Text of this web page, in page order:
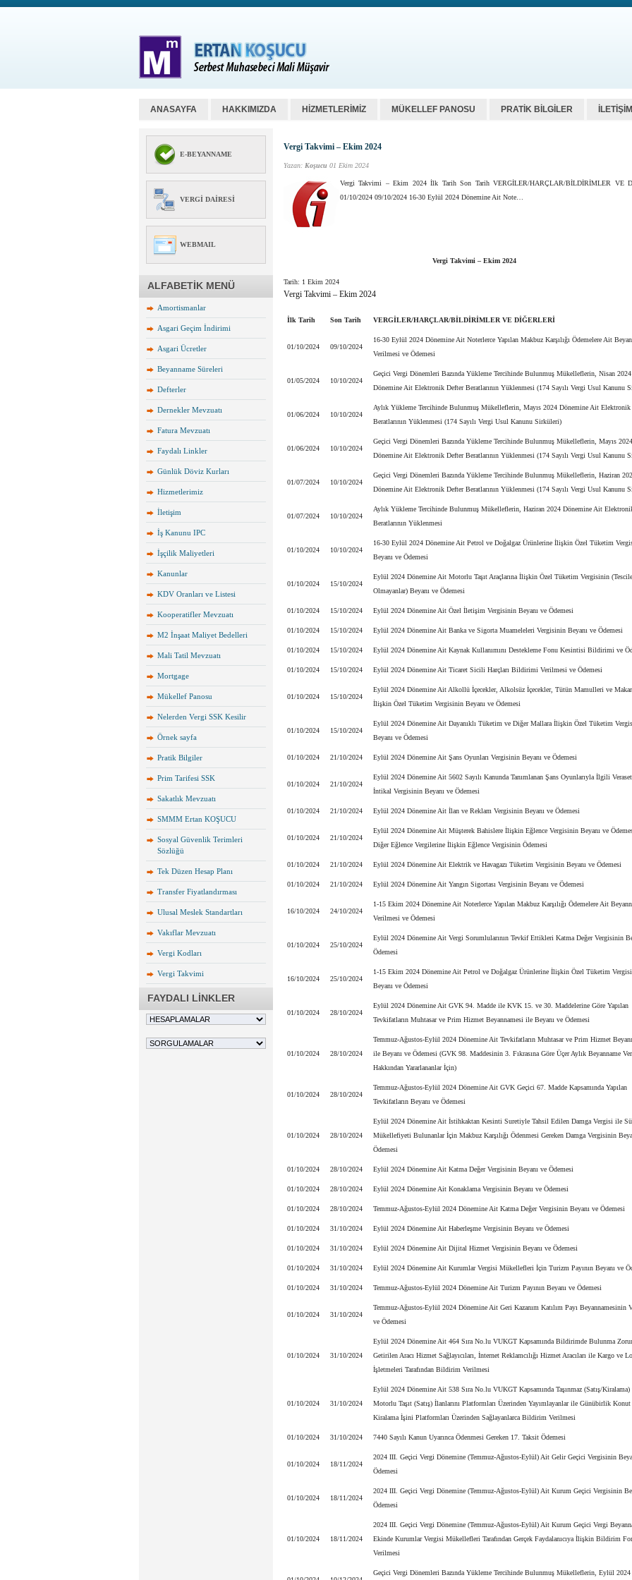
ANASAYFA HAKKIMIZDA HİZMETLERİMİZ MÜKELLEF PANOSU PRATİK BİLGİLER İLETİŞİM
E-BEYANNAME
VERGI DAIRESI
WEBMAIL
ALFABETİK MENÜ
Amortismanlar
Asgari Geçim İndirimi
Asgari Ücretler
Beyanname Süreleri
Defterler
Dernekler Mevzuatı
Fatura Mevzuatı
Faydalı Linkler
Günlük Döviz Kurları
Hizmetlerimiz
İletişim
İş Kanunu IPC
İşçilik Maliyetleri
Kanunlar
KDV Oranları ve Listesi
Kooperatifler Mevzuatı
M2 İnşaat Maliyet Bedelleri
Mali Tatil Mevzuatı
Mortgage
Mükellef Panosu
Nelerden Vergi SSK Kesilir
Örnek sayfa
Pratik Bilgiler
Prim Tarifesi SSK
Sakatlık Mevzuatı
SMMM Ertan KOŞUCU
Sosyal Güvenlik Terimleri
Sözlüğü
Tek Düzen Hesap Planı
Transfer Fiyatlandırması
Ulusal Meslek Standartları
Vakıflar Mevzuatı
Vergi Kodları
Vergi Takvimi
FAYDALI LİNKLER
Vergi Takvimi – Ekim 2024
Yazan: Koşucu 01 Ekim 2024
Vergi Takvimi – Ekim 2024 İlk Tarih Son Tarih VERGİLER/HARÇLAR/BİLDİRİMLER VE
01/10/2024 09/10/2024 16-30 Eylül 2024 Dönemine Ait Note…
Vergi Takvimi – Ekim 2024
Tarih: 1 Ekim 2024
Vergi Takvimi – Ekim 2024
İlk Tarih Son Tarih VERGİLER/HARÇLAR/BİLDİRİMLER VE DİĞERLERİ
01/10/2024 09/10/2024
16-30 Eylül 2024 Dönemine Ait Noterlerce Yapılan Makbuz Karşılığı Ödemelere Ait
Verilmesi ve Ödemesi
01/05/2024 10/10/2024
Geçici Vergi Dönemleri Bazında Yükleme Tercihinde Bulunmuş Mükelleflerin, Nisan 2024
Dönemine Ait Elektronik Defter Beratlarının Yüklenmesi (174 Sayılı Vergi Usul Kanunu
01/06/2024 10/10/2024
Aylık Yükleme Tercihinde Bulunmuş Mükelleflerin, Mayıs 2024 Dönemine Ait Elektronik
Beratlarının Yüklenmesi (174 Sayılı Vergi Usul Kanunu Sirküleri)
01/06/2024 10/10/2024
Geçici Vergi Dönemleri Bazında Yükleme Tercihinde Bulunmuş Mükelleflerin, Mayıs 2024
Dönemine Ait Elektronik Defter Beratlarının Yüklenmesi (174 Sayılı Vergi Usul Kanunu
01/07/2024 10/10/2024
Geçici Vergi Dönemleri Bazında Yükleme Tercihinde Bulunmuş Mükelleflerin, Haziran
Dönemine Ait Elektronik Defter Beratlarının Yüklenmesi (174 Sayılı Vergi Usul Kanunu
01/07/2024 10/10/2024
Aylık Yükleme Tercihinde Bulunmuş Mükelleflerin, Haziran 2024 Dönemine Ait
Beratlarının Yüklenmesi
01/10/2024 10/10/2024
16-30 Eylül 2024 Dönemine Ait Petrol ve Doğalgaz Ürünlerine İlişkin Özel Tüketim
Beyanı ve Ödemesi
01/10/2024 15/10/2024
Eylül 2024 Dönemine Ait Motorlu Taşıt Araçlarına İlişkin Özel Tüketim Vergisinin
Olmayanlar) Beyanı ve Ödemesi
01/10/2024 15/10/2024 Eylül 2024 Dönemine Ait Özel İletişim Vergisinin Beyanı ve Ödemesi
01/10/2024 15/10/2024 Eylül 2024 Dönemine Ait Banka ve Sigorta Muameleleri Vergisinin Beyanı ve Ödemesi
01/10/2024 15/10/2024 Eylül 2024 Dönemine Ait Kaynak Kullanımını Destekleme Fonu Kesintisi Bildirimi ve
01/10/2024 15/10/2024 Eylül 2024 Dönemine Ait Ticaret Sicili Harçları Bildirimi Verilmesi ve Ödemesi
01/10/2024 15/10/2024
Eylül 2024 Dönemine Ait Alkollü İçecekler, Alkolsüz İçecekler, Tütün Mamulleri ve
İlişkin Özel Tüketim Vergisinin Beyanı ve Ödemesi
01/10/2024 15/10/2024
Eylül 2024 Dönemine Ait Dayanıklı Tüketim ve Diğer Mallara İlişkin Özel Tüketim
Beyanı ve Ödemesi
01/10/2024 21/10/2024 Eylül 2024 Dönemine Ait Şans Oyunları Vergisinin Beyanı ve Ödemesi
01/10/2024 21/10/2024
Eylül 2024 Dönemine Ait 5602 Sayılı Kanunda Tanımlanan Şans Oyunlarıyla İlgili
İntikal Vergisinin Beyanı ve Ödemesi
01/10/2024 21/10/2024 Eylül 2024 Dönemine Ait İlan ve Reklam Vergisinin Beyanı ve Ödemesi
01/10/2024 21/10/2024
Eylül 2024 Dönemine Ait Müşterek Bahislere İlişkin Eğlence Vergisinin Beyanı ve
Diğer Eğlence Vergilerine İlişkin Eğlence Vergisinin Ödemesi
01/10/2024 21/10/2024 Eylül 2024 Dönemine Ait Elektrik ve Havagazı Tüketim Vergisinin Beyanı ve Ödemesi
01/10/2024 21/10/2024 Eylül 2024 Dönemine Ait Yangın Sigortası Vergisinin Beyanı ve Ödemesi
16/10/2024 24/10/2024
1-15 Ekim 2024 Dönemine Ait Noterlerce Yapılan Makbuz Karşılığı Ödemelere Ait
Verilmesi ve Ödemesi
01/10/2024 25/10/2024
Eylül 2024 Dönemine Ait Vergi Sorumlularının Tevkif Ettikleri Katma Değer Vergisinin
Ödemesi
16/10/2024 25/10/2024
1-15 Ekim 2024 Dönemine Ait Petrol ve Doğalgaz Ürünlerine İlişkin Özel Tüketim
Beyanı ve Ödemesi
01/10/2024 28/10/2024
Eylül 2024 Dönemine Ait GVK 94. Madde ile KVK 15. ve 30. Maddelerine Göre Yapılan
Tevkifatların Muhtasar ve Prim Hizmet Beyannamesi ile Beyanı ve Ödemesi
01/10/2024 28/10/2024
Temmuz-Ağustos-Eylül 2024 Dönemine Ait Tevkifatların Muhtasar ve Prim Hizmet
ile Beyanı ve Ödemesi (GVK 98. Maddesinin 3. Fıkrasına Göre Üçer Aylık Beyanname
Hakkından Yararlananlar İçin)
01/10/2024 28/10/2024
Temmuz-Ağustos-Eylül 2024 Dönemine Ait GVK Geçici 67. Madde Kapsamında Yapılan
Tevkifatların Beyanı ve Ödemesi
01/10/2024 28/10/2024
Eylül 2024 Dönemine Ait İstihkaktan Kesinti Suretiyle Tahsil Edilen Damga Vergisi ile
Mükellefiyeti Bulunanlar İçin Makbuz Karşılığı Ödenmesi Gereken Damga Vergisinin
Ödemesi
01/10/2024 28/10/2024 Eylül 2024 Dönemine Ait Katma Değer Vergisinin Beyanı ve Ödemesi
01/10/2024 28/10/2024 Eylül 2024 Dönemine Ait Konaklama Vergisinin Beyanı ve Ödemesi
01/10/2024 28/10/2024 Temmuz-Ağustos-Eylül 2024 Dönemine Ait Katma Değer Vergisinin Beyanı ve Ödemesi
01/10/2024 31/10/2024 Eylül 2024 Dönemine Ait Haberleşme Vergisinin Beyanı ve Ödemesi
01/10/2024 31/10/2024 Eylül 2024 Dönemine Ait Dijital Hizmet Vergisinin Beyanı ve Ödemesi
01/10/2024 31/10/2024 Eylül 2024 Dönemine Ait Kurumlar Vergisi Mükellefleri İçin Turizm Payının Beyanı ve
01/10/2024 31/10/2024 Temmuz-Ağustos-Eylül 2024 Dönemine Ait Turizm Payının Beyanı ve Ödemesi
01/10/2024 31/10/2024
Temmuz-Ağustos-Eylül 2024 Dönemine Ait Geri Kazanım Katılım Payı Beyannamesinin
ve Ödemesi
01/10/2024 31/10/2024
Eylül 2024 Dönemine Ait 464 Sıra No.lu VUKGT Kapsamında Bildirimde Bulunma
Getirilen Aracı Hizmet Sağlayıcıları, İnternet Reklamcılığı Hizmet Aracıları ile Kargo ve
İşletmeleri Tarafından Bildirim Verilmesi
01/10/2024 31/10/2024
Eylül 2024 Dönemine Ait 538 Sıra No.lu VUKGT Kapsamında Taşınmaz (Satış/Kiralama)
Motorlu Taşıt (Satış) İlanlarını Platformları Üzerinden Yayımlayanlar ile Günübirlik Konut
Kiralama İşini Platformları Üzerinden Sağlayanlarca Bildirim Verilmesi
01/10/2024 31/10/2024 7440 Sayılı Kanun Uyarınca Ödenmesi Gereken 17. Taksit Ödemesi
01/10/2024 18/11/2024
2024 III. Geçici Vergi Dönemine (Temmuz-Ağustos-Eylül) Ait Gelir Geçici Vergisinin
Ödemesi
01/10/2024 18/11/2024
2024 III. Geçici Vergi Dönemine (Temmuz-Ağustos-Eylül) Ait Kurum Geçici Vergisinin
Ödemesi
01/10/2024 18/11/2024
2024 III. Geçici Vergi Dönemine (Temmuz-Ağustos-Eylül) Ait Kurum Geçici Vergi
Ekinde Kurumlar Vergisi Mükellefleri Tarafından Gerçek Faydalanıcıya İlişkin Bildirim
Verilmesi
Geçici Vergi Dönemleri Bazında Yükleme Tercihinde Bulunmuş Mükelleflerin, Eylül 2024